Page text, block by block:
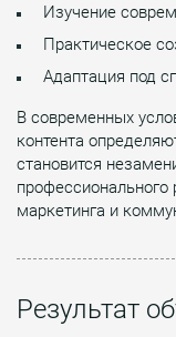
Изучение
Практическое
Адаптация под
В современных
контента
становится
профессионального
маркетинга и
Результат